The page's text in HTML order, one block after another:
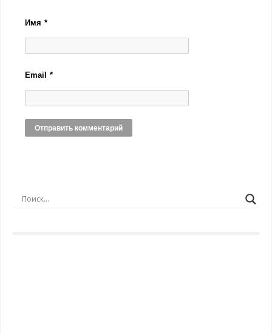
Имя*
Email*